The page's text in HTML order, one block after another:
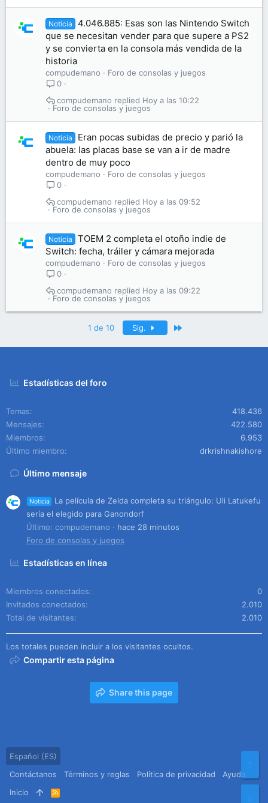
Noticia
4.046.885: Esas son las Nintendo Switch
que se necesitan vender para que supere a PS2
y se convierta en la consola más vendida de la
historia
compudemano
Foro de consolas y juegos
0
Foro de consolas y juegos
Hoy a las 10:22
compudemano
Noticia
Eran pocas subidas de precio y parió la
abuela: las placas base se van a ir de madre
dentro de muy poco
compudemano
Foro de consolas y juegos
0
Foro de consolas y juegos
Hoy a las 09:52
compudemano
Noticia
TOEM 2 completa el otoño indie de
Switch: fecha, tráiler y cámara mejorada
compudemano
Foro de consolas y juegos
0
Foro de consolas y juegos
Hoy a las 09:22
compudemano
1 de 10 Sig.
Estadísticas del foro
Temas
418.436
Mensajes
422.580
Miembros
6.953
Último miembro
drkrishnakishore
Último mensaje
Noticia
La película de Zelda completa su triángulo: Uli Latukefu
sería el elegido para Ganondorf
Último: compudemano
hace 28 minutos
Foro de consolas y juegos
Estadísticas en línea
Miembros conectados
0
Invitados conectados
2.010
Total de visitantes
2.010
Los totales pueden incluir a los visitantes ocultos.
Compartir esta página
Share this page
Español (ES)
Contáctanos
Términos y reglas Política de privacidad
Ayuda
Inicio
R
S